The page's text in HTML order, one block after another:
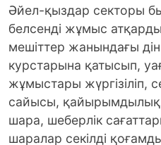
Әйел-қыздар секторы
белсенді жұмыс
мешіттер жанындағы
курстарына қатысып,
жұмыстары жүргізіліп,
сайысы,
шара, шеберлік
шаралар секілді